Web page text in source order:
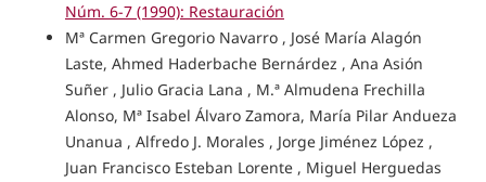
Núm. 6-7 (1990): Restauración
Mª Carmen Gregorio Navarro , José María Alagón
Laste, Ahmed Haderbache Bernárdez , Ana Asión
Suñer , Julio Gracia Lana , M.ª Almudena Frechilla
Alonso, Mª Isabel Álvaro Zamora, María Pilar Andueza
Unanua , Alfredo J. Morales , Jorge Jiménez López ,
Juan Francisco Esteban Lorente , Miguel Herguedas